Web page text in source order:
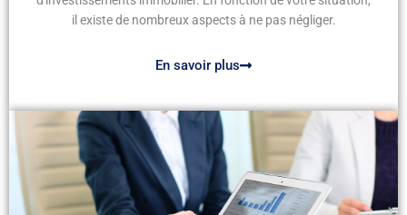
il existe de nombreux aspects à ne pas négliger.
En savoir plus